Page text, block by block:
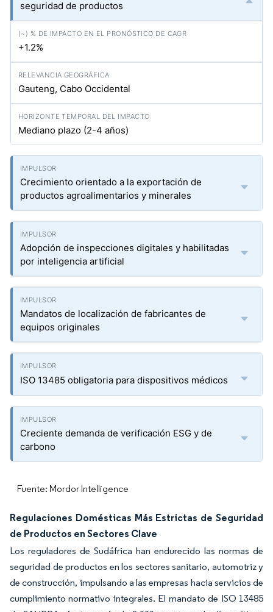
seguridad de productos
+1.2%
Gauteng, Cabo Occidental
Mediano plazo (2-4 años)
Crecimiento orientado a la exportación de
productos agroalimentarios y minerales
Adopción de inspecciones digitales y habilitadas
por inteligencia artificial
Mandatos de localización de fabricantes de
equipos originales
ISO 13485 obligatoria para dispositivos médicos
Creciente demanda de verificación ESG y de
carbono
Fuente: Mordor Intelligence
Regulaciones Domésticas Más Estrictas de Seguridad
de Productos en Sectores Clave
Los reguladores de Sudáfrica han endurecido las normas de
seguridad de productos en los sectores sanitario, automotriz y
de construcción, impulsando a las empresas hacia servicios de
cumplimiento normativo integrales. El mandato de ISO 13485